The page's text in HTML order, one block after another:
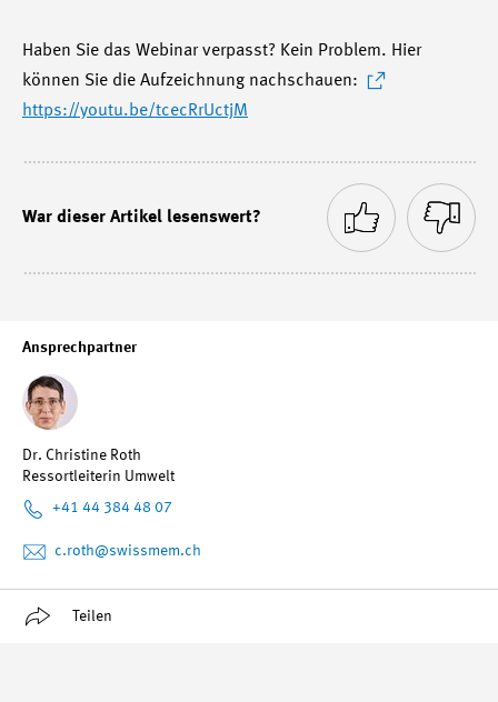
Ansprechpartner
Dr. Christine Roth
Ressortleiterin Umwelt
+41 44 384 48 07
c.roth@swissmem.ch
Teilen
Haben Sie das Webinar verpasst? Kein Problem. Hier
können Sie die Aufzeichnung nachschauen:
https://youtu.be/tcecRrUctjM
War dieser Artikel lesenswert?